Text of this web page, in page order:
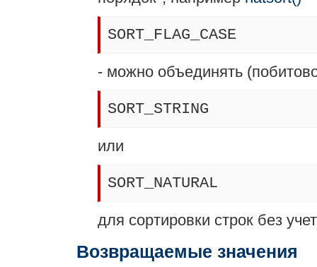
SORT_FLAG_CASE
- можно объединять
SORT_STRING
или
SORT_NATURAL
для сортировки строк без
Возвращаемые значения